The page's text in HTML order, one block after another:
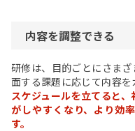
内容を調整できる
研修は、目的ごとにさま
面する課題に応じて内容を
スケジュールを立てると
がしやすくなり、より効
す。